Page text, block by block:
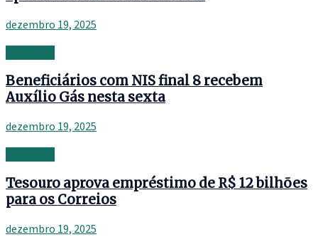
dezembro 19, 2025
Beneficiários com NIS final 8 recebem
Auxílio Gás nesta sexta
dezembro 19, 2025
Tesouro aprova empréstimo de R$ 12 bilhões
para os Correios
dezembro 19, 2025